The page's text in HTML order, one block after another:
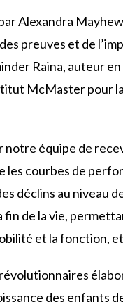
Alexandra
preuves et de
Raina, auteur
McMaster pour
notre équipe de
les courbes de
déclins au niveau
fin de la vie,
et la fonction,
des enfants